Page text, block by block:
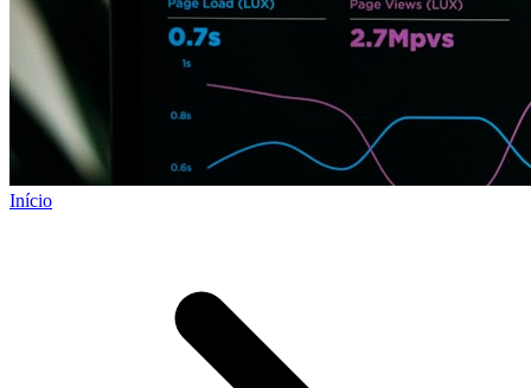
Início